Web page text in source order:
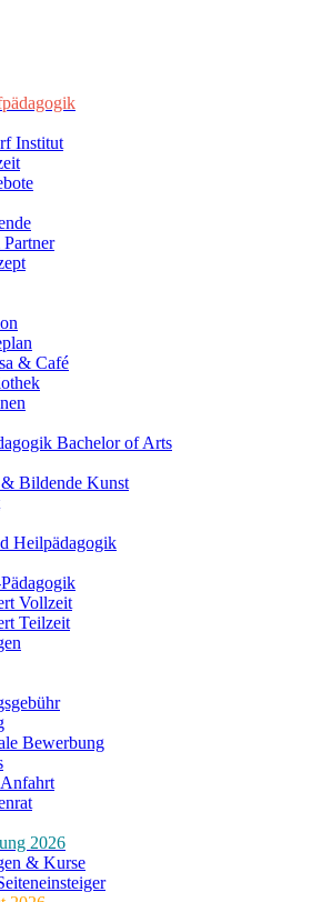
Institut
& Café
Bachelor of Arts
Bildende Kunst
Heilpädagogik
Vollzeit
Teilzeit
Bewerbung
2026
& Kurse